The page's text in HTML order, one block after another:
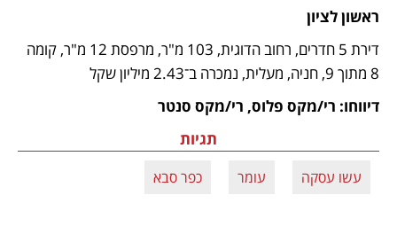
ראשון לציון
8 מתוך 9, חניה, מעלית, נמכרה ב־2.43 מיליון שקל
דיווחו: רי/מקס פלוס, רי/מקס סנטר
תגיות
עשו עסקה עומר כפר סבא